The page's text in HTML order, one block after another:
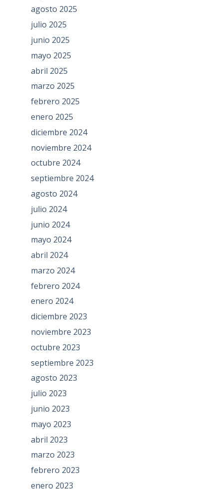
agosto 2025
julio 2025
junio 2025
mayo 2025
abril 2025
marzo 2025
febrero 2025
enero 2025
diciembre 2024
noviembre 2024
octubre 2024
septiembre 2024
agosto 2024
julio 2024
junio 2024
mayo 2024
abril 2024
marzo 2024
febrero 2024
enero 2024
diciembre 2023
noviembre 2023
octubre 2023
septiembre 2023
agosto 2023
julio 2023
junio 2023
mayo 2023
abril 2023
marzo 2023
febrero 2023
enero 2023